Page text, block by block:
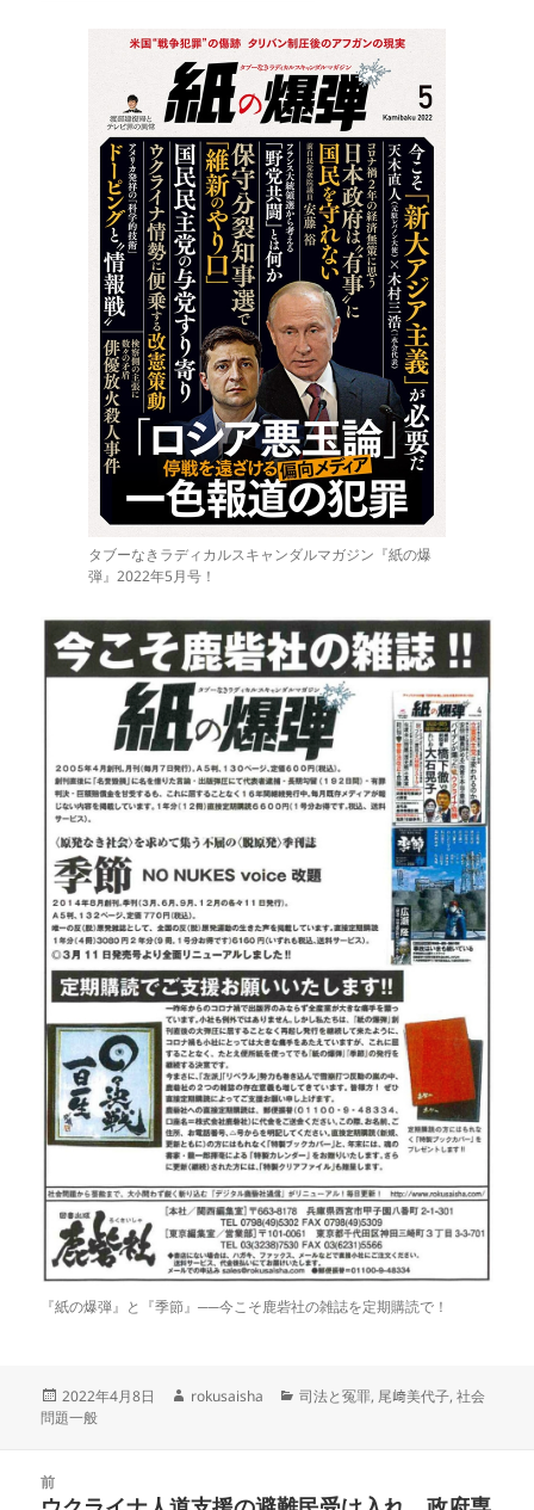
タブーなきラディカルスキャンダルマガジン『紙の爆
弾』2022年5月号！
『紙の爆弾』と『季節』──今こそ鹿砦社の雑誌を定期購読で！
投
稿
2022年4月8日
作
rokusaisha
カ
司法と冤罪, 尾﨑美代子,社会
問題一般
前